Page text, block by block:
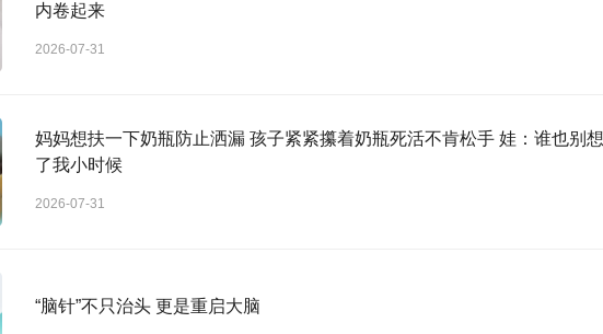
内卷起来
2026-07-31
妈妈想扶一下奶瓶防止洒漏 孩子紧紧攥着奶瓶死活不肯松手 娃：谁也别
了我小时候
2026-07-31
“脑针”不只治头 更是重启大脑